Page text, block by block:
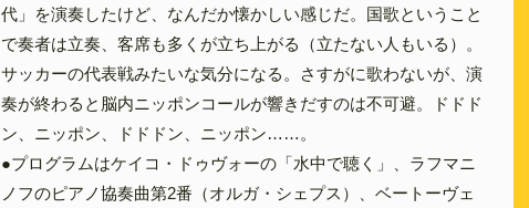
代」を演奏したけど、なんだか懐かしい感じだ。国歌ということ
で奏者は立奏、客席も多くが立ち上がる（立たない人もいる）。
サッカーの代表戦みたいな気分になる。さすがに歌わないが、演
奏が終わると脳内ニッポンコールが響きだすのは不可避。ドドド
ン、ニッポン、ドドドン、ニッポン……。
●プログラムはケイコ・ドゥヴォーの「水中で聴く」、ラフマニ
ノフのピアノ協奏曲第2番（オルガ・シェプス）、ベートーヴェ